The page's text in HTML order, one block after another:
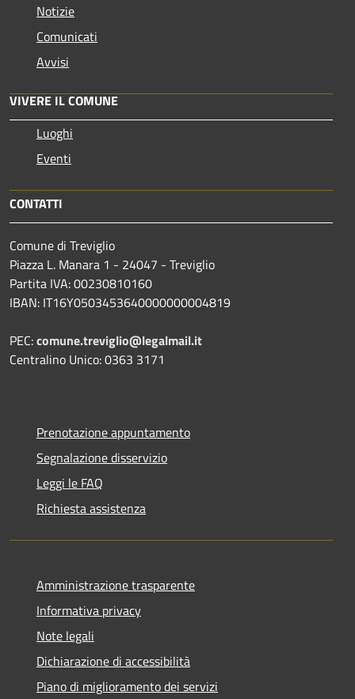
Notizie
Comunicati
Avvisi
VIVERE IL COMUNE
Luoghi
Eventi
CONTATTI
Comune di Treviglio
Piazza L. Manara 1 - 24047 - Treviglio
Partita IVA: 00230810160
IBAN: IT16Y0503453640000000004819
PEC:comune.treviglio@legalmail.it
Centralino Unico: 0363 3171
Prenotazione appuntamento
Segnalazione disservizio
Leggi le FAQ
Richiesta assistenza
Amministrazione trasparente
Informativa privacy
Note legali
Dichiarazione di accessibilità
Piano di miglioramento dei servizi